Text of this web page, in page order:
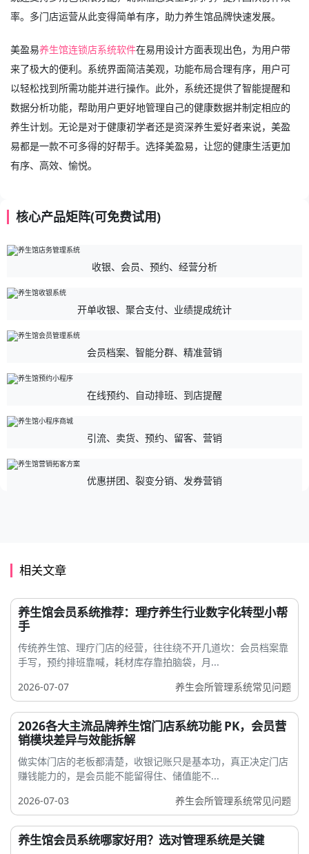
率。多门店运营从此变得简单有序，助力养生馆品牌快速发展。
美盈易养生馆连锁店系统软件在易用设计方面表现出色，为用户带
来了极大的便利。系统界面简洁美观，功能布局合理有序，用户可
以轻松找到所需功能并进行操作。此外，系统还提供了智能提醒和
数据分析功能，帮助用户更好地管理自己的健康数据并制定相应的
养生计划。无论是对于健康初学者还是资深养生爱好者来说，美盈
易都是一款不可多得的好帮手。选择美盈易，让您的健康生活更加
有序、高效、愉悦。
核心产品矩阵(可免费试用)
收银、会员、预约、经营分析
开单收银、聚合支付、业绩提成统计
会员档案、智能分群、精准营销
在线预约、自动排班、到店提醒
引流、卖货、预约、留客、营销
优惠拼团、裂变分销、发券营销
相关文章
养生馆会员系统推荐：理疗养生行业数字化转型小帮
手
传统养生馆、理疗门店的经营，往往绕不开几道坎：会员档案靠
手写，预约排班靠喊，耗材库存靠拍脑袋，月...
2026-07-07
养生会所管理系统常见问题
2026各大主流品牌养生馆门店系统功能 PK，会员营
销模块差异与效能拆解
做实体门店的老板都清楚，收银记账只是基本功，真正决定门店
赚钱能力的，是会员能不能留得住、储值能不...
2026-07-03
养生会所管理系统常见问题
养生馆会员系统哪家好用？选对管理系统是关键